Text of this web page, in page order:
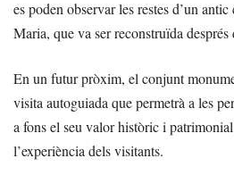
es poden observar les restes d’un
Maria, que va ser reconstruïda
En un futur pròxim, el conjunt
visita autoguiada que permetrà a les
a fons el seu valor històric i
l’experiència dels visitants.